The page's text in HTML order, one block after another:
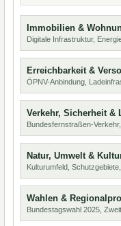
Immobilien &
Digitale Infrastruktur,
Erreichbarkeit &
ÖPNV-Anbindung,
Verkehr, Sicherheit &
Bundesfernstraßen-
Natur, Umwelt &
Kulturumfeld,
Wahlen &
Bundestagswahl 2025,